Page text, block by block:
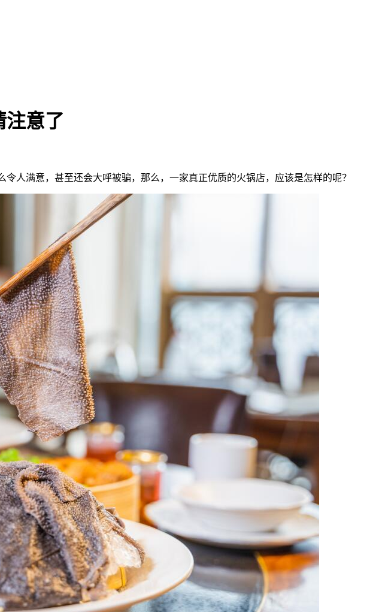
注意了
人满意，甚至还会大呼被骗，那么，一家真正优质的火锅店，应该是怎样的呢？